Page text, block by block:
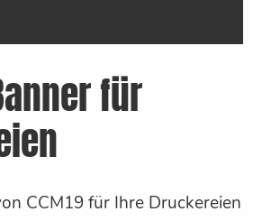
für
CCM19 für Ihre Druckereien